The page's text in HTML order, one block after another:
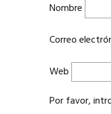
Nombre
Correo
Web
Por favor,